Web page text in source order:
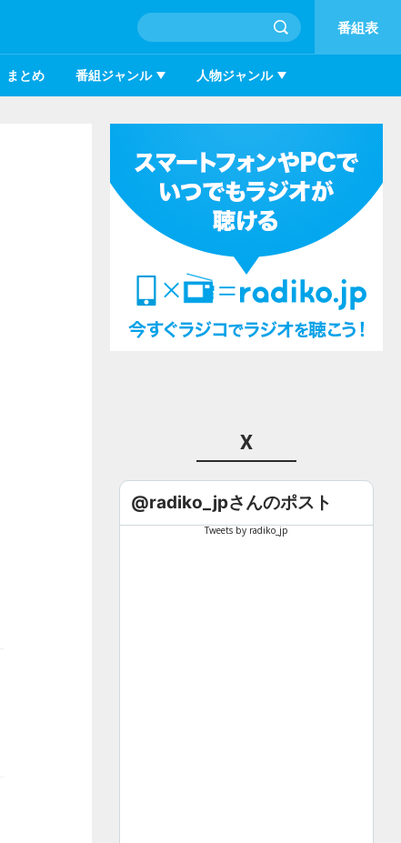
番組表
まとめ 番組ジャンル 人物ジャンル
X
@radiko_jpさんのポスト
Tweets by radiko_jp